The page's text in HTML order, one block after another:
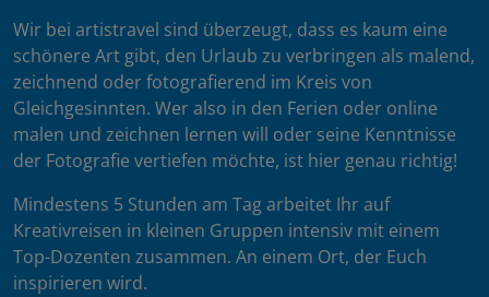
Wir bei artistravel sind überzeugt, dass es kaum eine
schönere Art gibt, den Urlaub zu verbringen als malend,
zeichnend oder fotografierend im Kreis von
Gleichgesinnten. Wer also in den Ferien oder online
malen und zeichnen lernen will oder seine Kenntnisse
der Fotografie vertiefen möchte, ist hier genau richtig!
Mindestens 5 Stunden am Tag arbeitet Ihr auf
Kreativreisen in kleinen Gruppen intensiv mit einem
Top-Dozenten zusammen. An einem Ort, der Euch
inspirieren wird.